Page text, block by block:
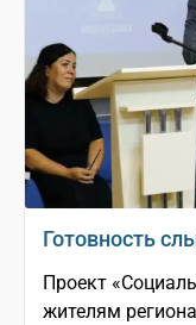
Готовность
Проект
жителям